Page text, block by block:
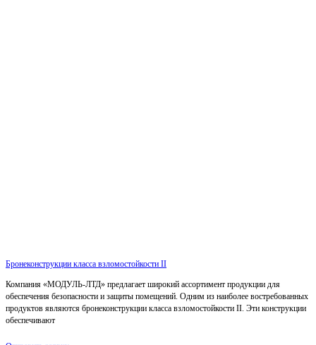
Бронеконструкции класса взломостойкости II
Компания «МОДУЛЬ-ЛТД» предлагает широкий ассортимент продукции для
обеспечения безопасности и защиты помещений. Одним из наиболее востребованных
продуктов являются бронеконструкции класса взломостойкости II. Эти конструкции
обеспечивают